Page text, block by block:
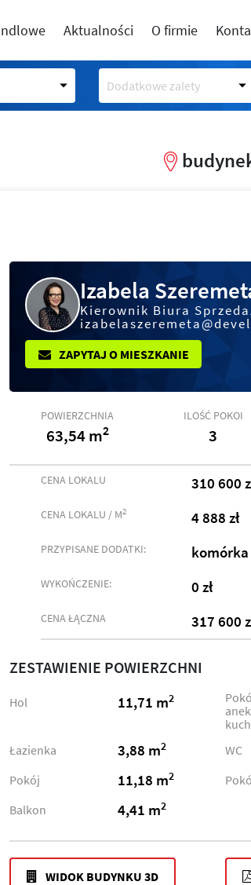
Aktualności O firmie
Dodatkowe zalety
Izabela
Kierownik Biura
ZAPYTAJ O MIESZKANIE
POWIERZCHNIA
63,54 m2
ILOŚĆ POKOI
3
CENA LOKALU 310 600
CENA LOKALU / M2 4 888 zł
PRZYPISANE DODATKI: komórka
WYKOŃCZENIE: 0 zł
CENA ŁĄCZNA 317 600
ZESTAWIENIE POWIERZCHNI
Hol 11,71 m2
Łazienka 3,88 m2 WC
Pokój 11,18 m2
Balkon 4,41 m2
WIDOK BUDYNKU 3D